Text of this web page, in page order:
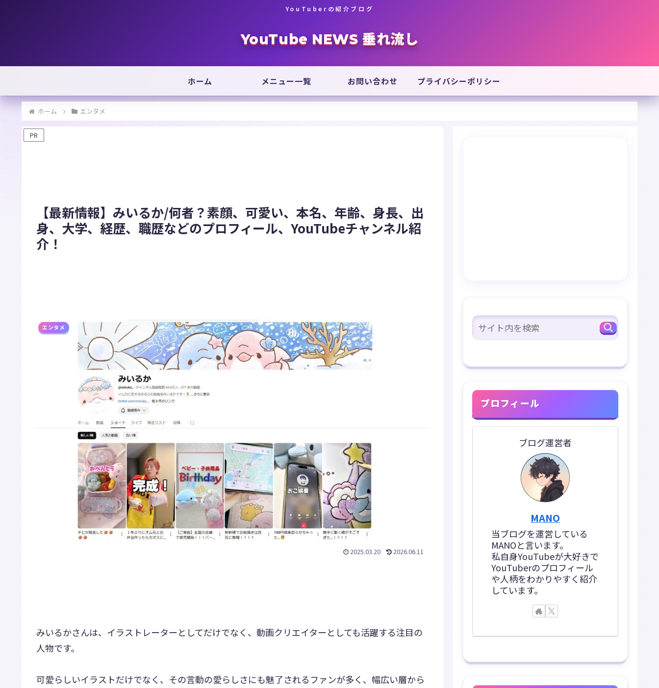
YouTuberの紹介ブログ
YouTube NEWS 垂れ流し
ホーム メニュー一覧 お問い合わせ プライバシーポリシー
ホーム エンタメ
PR
【最新情報】みいるか/何者？素顔、可愛い、本名、年齢、身長、出
身、大学、経歴、職歴などのプロフィール、YouTubeチャンネル紹
介！
エンタメ
2025.03.20 2026.06.11
みいるかさんは、イラストレーターとしてだけでなく、動画クリエイターとしても活躍する注目の
人物です。
可愛らしいイラストだけでなく、その言動の愛らしさにも魅了されるファンが多く、幅広い層から
プロフィール
ブログ運営者
MANO
当ブログを運営している
MANOと言います。
私自身YouTubeが大好きで
YouTuberのプロフィール
や人柄をわかりやすく紹介
しています。